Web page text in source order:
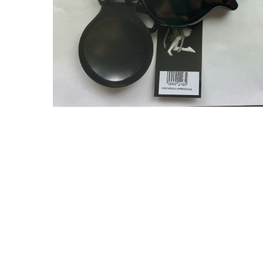
Pulsa intro para buscar o ESC para cerrar